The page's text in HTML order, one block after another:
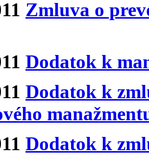
Zmluva o
Dodatok k
Dodatok k
Dodatok k